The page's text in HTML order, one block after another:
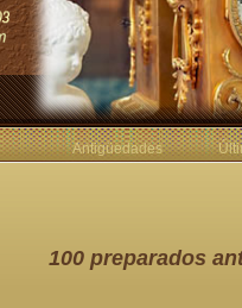
Antigüedades
100 preparados